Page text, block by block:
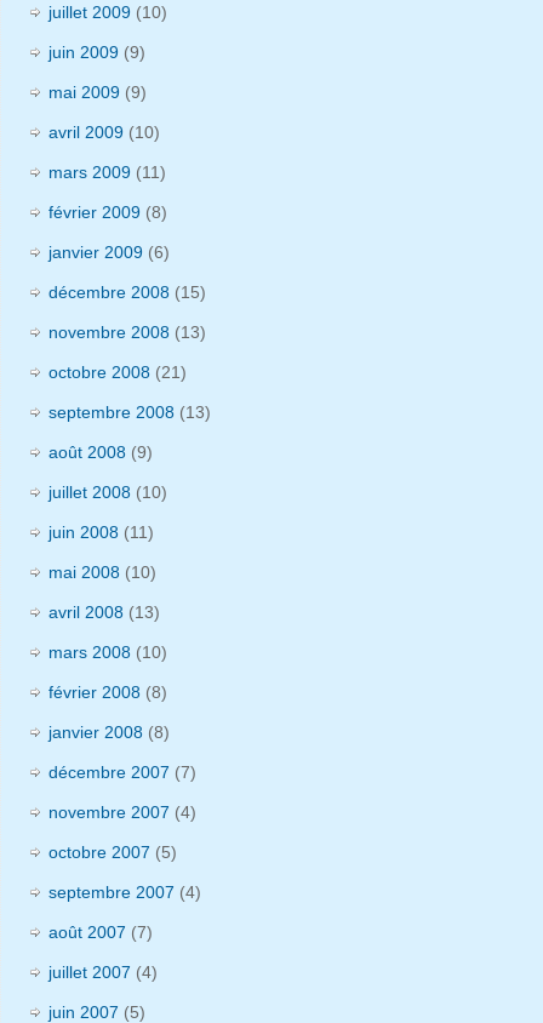
juillet 2009 (10)
juin 2009 (9)
mai 2009 (9)
avril 2009 (10)
mars 2009 (11)
février 2009 (8)
janvier 2009 (6)
décembre 2008 (15)
novembre 2008 (13)
octobre 2008 (21)
septembre 2008 (13)
août 2008 (9)
juillet 2008 (10)
juin 2008 (11)
mai 2008 (10)
avril 2008 (13)
mars 2008 (10)
février 2008 (8)
janvier 2008 (8)
décembre 2007 (7)
novembre 2007 (4)
octobre 2007 (5)
septembre 2007 (4)
août 2007 (7)
juillet 2007 (4)
juin 2007 (5)